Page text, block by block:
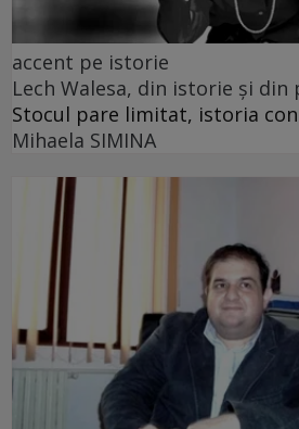
accent pe istorie
Lech Walesa, din istorie și din
Stocul pare limitat, istoria
Mihaela SIMINA